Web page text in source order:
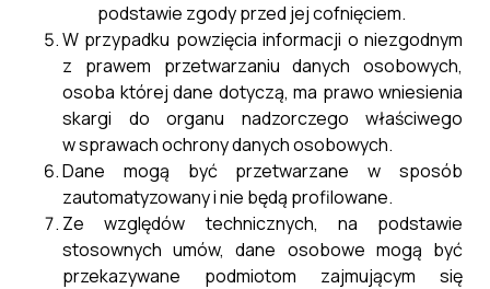
budżetu państwa i funduszy
celowych
podstawie zgody przed jej cofnięciem.
W przypadku powzięcia informacji o niezgodnym
z prawem przetwarzaniu danych osobowych,
osoba której dane dotyczą, ma prawo wniesienia
skargi do organu nadzorczego właściwego
w sprawach ochrony danych osobowych.
Dane mogą być przetwarzane w sposób
zautomatyzowany i nie będą profilowane.
Ze względów technicznych, na podstawie
stosownych umów, dane osobowe mogą być
przekazywane podmiotom zajmującym się